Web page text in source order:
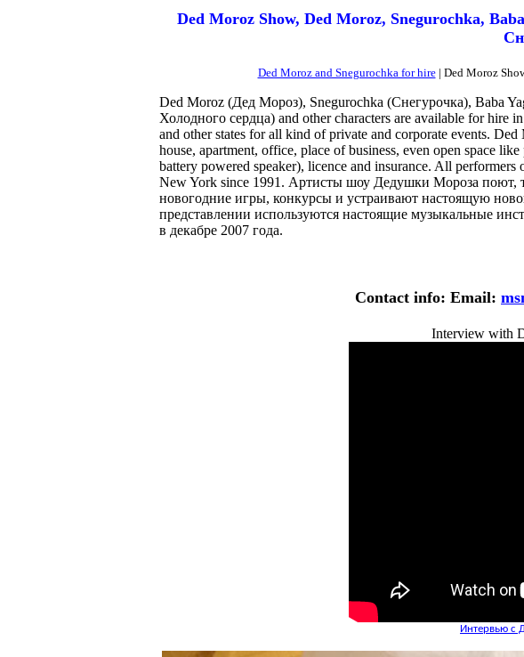
Ded Moroz Show, Ded Moroz, Snegurochka,
Ded Moroz and Snegurochka for hire| Ded Moroz
Ded Moroz (Дед Мороз), Snegurochka (Снегурочка), Baba
Холодного сердца) and other characters are available for
and other states for all kind of private and corporate events.
house, apartment, office, place of business, even open space
battery powered speaker), licence and insurance. All
New York since 1991. Артисты шоу Дедушки Мороза поют,
новогодние игры, конкурсы и устраивают настоящую
представлении используются настоящие музыкальные
в декабре 2007 года.
Contact info: Email:
Interview with
Интервью с